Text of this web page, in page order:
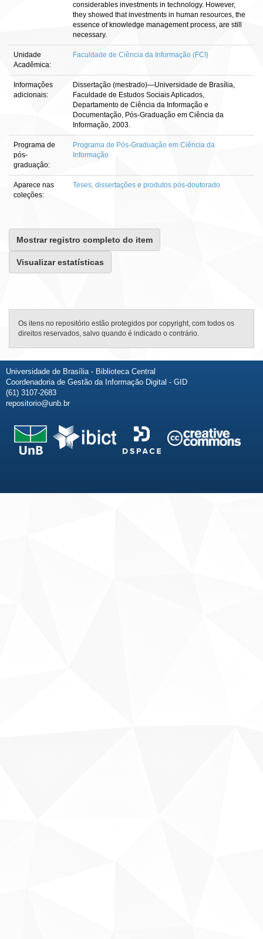
considerables investments in technology. However,
they showed that investments in human resources, the
essence of knowledge management process, are still
necessary.
Unidade
Acadêmica:
Faculdade de Ciência da Informação (FCI)
Informações
adicionais:
Dissertação (mestrado)—Universidade de Brasília,
Faculdade de Estudos Sociais Aplicados,
Departamento de Ciência da Informação e
Documentação, Pós-Graduação em Ciência da
Informação, 2003.
Programa de
pós-
graduação:
Programa de Pós-Graduação em Ciência da
Informação
Aparece nas
coleções:
Teses, dissertações e produtos pós-doutorado
Mostrar registro completo do item
Visualizar estatísticas
Os itens no repositório estão protegidos por copyright, com todos os
direitos reservados, salvo quando é indicado o contrário.
Universidade de Brasília - Biblioteca Central
Coordenadoria de Gestão da Informação Digital - GID
(61) 3107-2683
repositorio@unb.br